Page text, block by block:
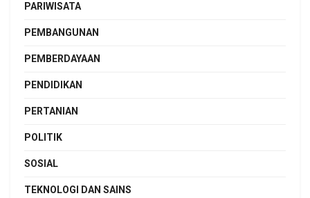
PARIWISATA
PEMBANGUNAN
PEMBERDAYAAN
PENDIDIKAN
PERTANIAN
POLITIK
SOSIAL
TEKNOLOGI DAN SAINS